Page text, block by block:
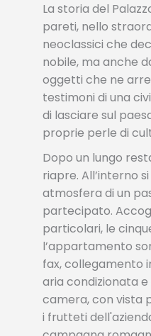
La storia del
pareti, nello
neoclassici che
nobile, ma anche
oggetti che ne
testimoni di una
di lasciare sul
proprie perle di
Dopo un lungo
riapre. All’interno
atmosfera di un
partecipato.
particolari, le
l’appartamento
fax, collegamento
aria condizionata e
camera, con vista
i frutteti